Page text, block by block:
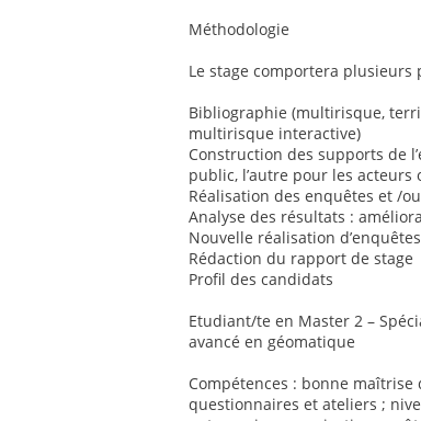
Méthodologie
Le stage comportera plusieurs
Bibliographie (multirisque,
multirisque interactive)
Construction des supports de
public, l’autre pour les acteurs
Réalisation des enquêtes et /
Analyse des résultats :
Nouvelle réalisation
Rédaction du rapport de stage
Profil des candidats
Etudiant/te en Master 2 –
avancé en géomatique
Compétences : bonne
questionnaires et ateliers ;